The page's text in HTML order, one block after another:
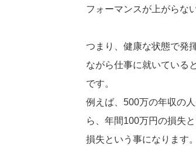
フォーマンスが上がらな
つまり、健康な状態で発
ながら仕事に就いている
です。
例えば、500万の年収の
ら、年間100万円の損失
損失という事になります。